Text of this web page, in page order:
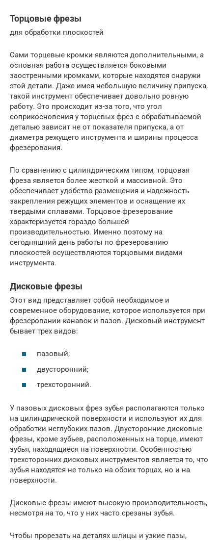
Торцовые фрезы
для обработки плоскостей
Сами торцевые кромки являются дополнительными, а
основная работа осуществляется боковыми
заостренными кромками, которые находятся снаружи
этой детали. Даже имея небольшую величину припуска,
такой инструмент обеспечивает довольно ровную
работу. Это происходит из-за того, что угол
соприкосновения у торцевых фрез с обрабатываемой
деталью зависит не от показателя припуска, а от
диаметра режущего инструмента и ширины процесса
фрезерования.
По сравнению с цилиндрическим типом, торцовая
фреза является более жесткой и массивной. Это
обеспечивает удобство размещения и надежность
закрепления режущих элементов и оснащение их
твердыми сплавами. Торцовое фрезерование
характеризуется гораздо большей
производительностью. Именно поэтому на
сегодняшний день работы по фрезерованию
плоскостей осуществляются торцовыми видами
инструмента.
Дисковые фрезы
Этот вид представляет собой необходимое и
современное оборудование, которое используется при
фрезеровании канавок и пазов. Дисковый инструмент
бывает трех видов:
пазовый;
двусторонний;
трехсторонний.
У пазовых дисковых фрез зубья располагаются только
на цилиндрической поверхности и используют их для
обработки неглубоких пазов. Двусторонние дисковые
фрезы, кроме зубьев, расположенных на торце, имеют
зубья, находящиеся на поверхности. Особенностью
трехсторонних дисковых инструментов является то, что
зубья находятся не только на обоих торцах, но и на
поверхности.
Дисковые фрезы имеют высокую производительность,
несмотря на то, что у них часто срезаны зубья.
Чтобы прорезать на деталях шлицы и узкие пазы,